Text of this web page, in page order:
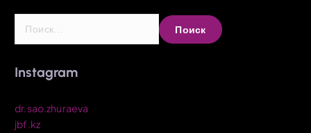
тInstagram
dr.sao.zhuraeva
jbf.kz